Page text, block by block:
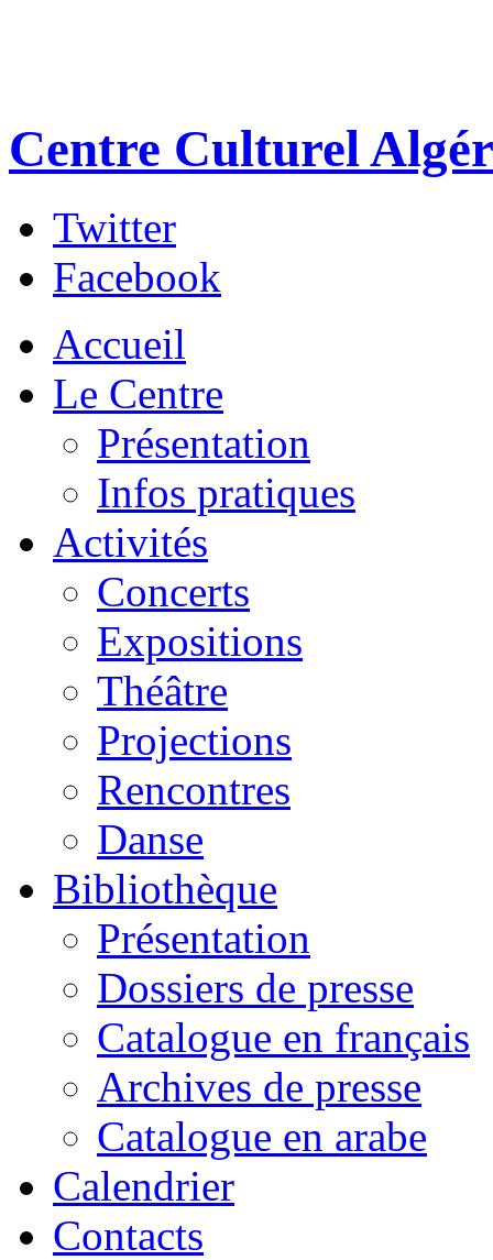
Centre Culturel
Twitter
Facebook
Accueil
Le Centre
Présentation
Infos pratiques
Activités
Concerts
Expositions
Théâtre
Projections
Rencontres
Danse
Bibliothèque
Présentation
Dossiers de presse
Catalogue en français
Archives de presse
Catalogue en arabe
Calendrier
Contacts